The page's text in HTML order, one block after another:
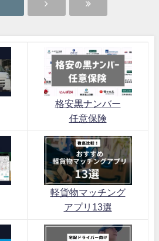
格安黒ナンバー
任意保険
軽貨物マッチング
アプリ13選